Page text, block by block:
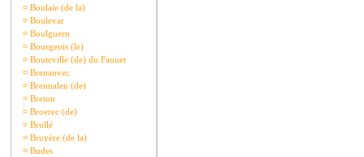
¤ Boulaie (de la)
¤ Boulevar
¤ Boulguern
¤ Bourgeois (le)
¤ Bouteville (de) du Faouet
¤ Brenanvec
¤ Brennalen (de)
¤ Breton
¤ Broerec (de)
¤ Brullé
¤ Bruyère (de la)
¤ Budes